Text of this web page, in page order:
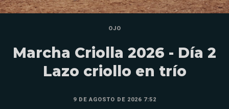
OJO
Marcha Criolla 2026 - Día 2
Lazo criollo en trío
9 DE AGOSTO DE 2026 7:52